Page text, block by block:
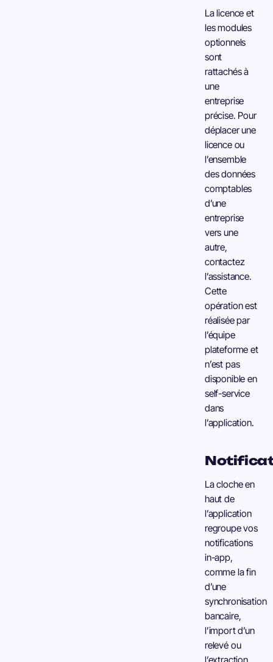
La licence et
les modules
optionnels
sont
rattachés à
une
entreprise
précise. Pour
déplacer une
licence ou
l’ensemble
des données
comptables
d’une
entreprise
vers une
autre,
contactez
l’assistance.
Cette
opération est
réalisée par
l’équipe
plateforme et
n’est pas
disponible en
self-service
dans
l’application.
La cloche en
haut de
l’application
regroupe vos
notifications
in-app,
comme la fin
d’une
synchronisation
bancaire,
l’import d’un
relevé ou